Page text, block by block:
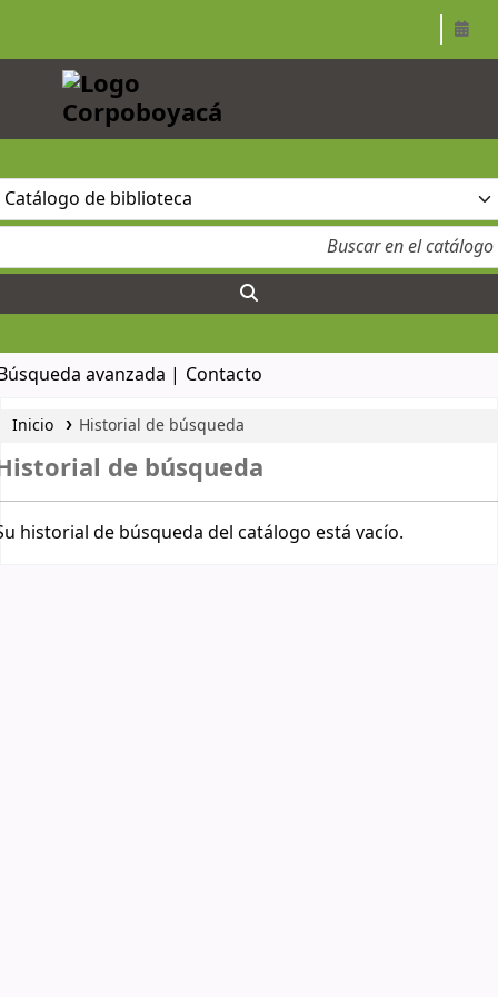
Corpoboyacá
avanzada Contacto
Inicio Historial de búsqueda
de búsqueda
historial de búsqueda del catálogo está vacío.